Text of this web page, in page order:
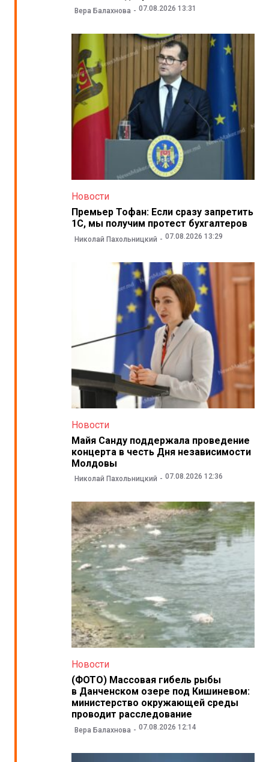
Вера Балахнова 07.08.2026 13:31
Новости
Премьер Тофан: Если сразу запретить
1С, мы получим протест бухгалтеров
Николай Пахольницкий 07.08.2026 13:29
Новости
Майя Санду поддержала проведение
концерта в честь Дня независимости
Молдовы
Николай Пахольницкий 07.08.2026 12:36
Новости
(ФОТО) Массовая гибель рыбы
в Данченском озере под Кишиневом:
министерство окружающей среды
проводит расследование
Вера Балахнова 07.08.2026 12:14